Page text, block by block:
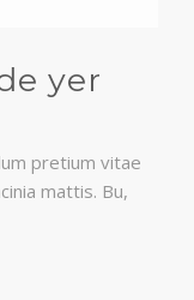
yer
pretium vitae
mattis. Bu,